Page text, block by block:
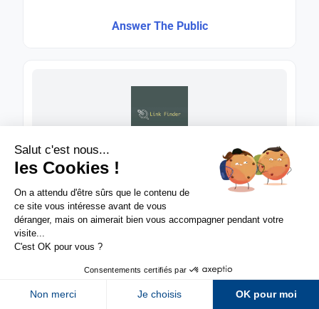
Sur LinkedIn Sur Youtube
Sur X Sur Facebook
Newsletter Abondance
Answer The Public
Link Finder
Abondance> Evénements SEO>SMX Paris 2026 : rendez-